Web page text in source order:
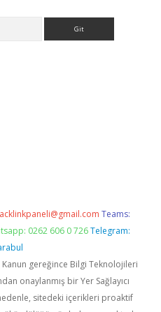
Teams:
0262 606 0 726 Telegram:
Kanun gereğince Bilgi Teknolojileri
onaylanmış bir Yer Sağlayıcı
sitedeki içerikleri proaktif